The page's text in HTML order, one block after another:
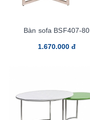
Bàn sofa BSF407-80
1.670.000 đ